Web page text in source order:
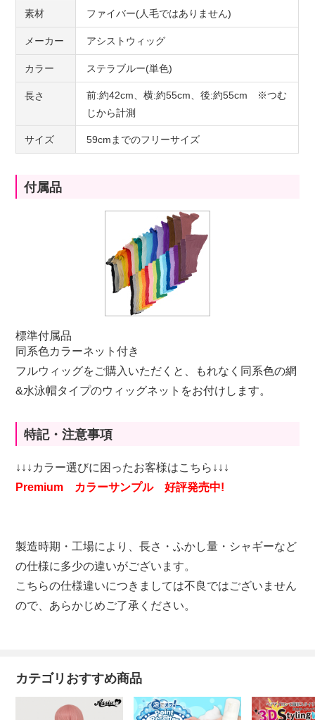
素材 ファイバー(人毛ではありません)
メーカー アシストウィッグ
カラー ステラブルー(単色)
長さ
前:約42cm、横:約55cm、後:約55cm ※つむ
じから計測
サイズ 59cmまでのフリーサイズ
付属品
標準付属品
同系色カラーネット付き
フルウィッグをご購入いただくと、もれなく同系色の網
&水泳帽タイプのウィッグネットをお付けします。
特記・注意事項
↓↓↓カラー選びに困ったお客様はこちら↓↓↓
Premium カラーサンプル 好評発売中!
製造時期・工場により、長さ・ふかし量・シャギーなど
の仕様に多少の違いがございます。
こちらの仕様違いにつきましては不良ではございません
ので、あらかじめご了承ください。
カテゴリおすすめ商品